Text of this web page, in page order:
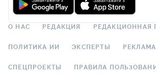
О НАС РЕДАКЦИЯ РЕДАКЦИОННАЯ
ПОЛИТИКА ИИ ЭКСПЕРТЫ РЕКЛАМА
СПЕЦПРОЕКТЫ ПРАВИЛА